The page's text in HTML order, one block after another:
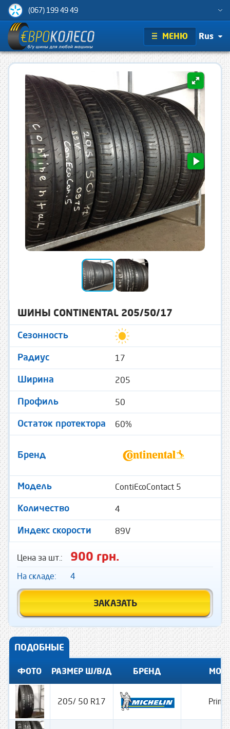
(067) 199 49 49
МЕНЮ Rus
ШИНЫ CONTINENTAL 205/50/17
Сезонность
Радиус 17
Ширина 205
Профиль 50
Остаток протектора 60%
Бренд
Модель ContiEcoContact 5
Количество 4
Индекс скорости 89V
Цена за шт.: 900 грн.
На складе: 4
ЗАКАЗАТЬ
ПОДОБНЫЕ
ФОТО РАЗМЕР Ш/В/Д БРЕНД
205/ 50 R17